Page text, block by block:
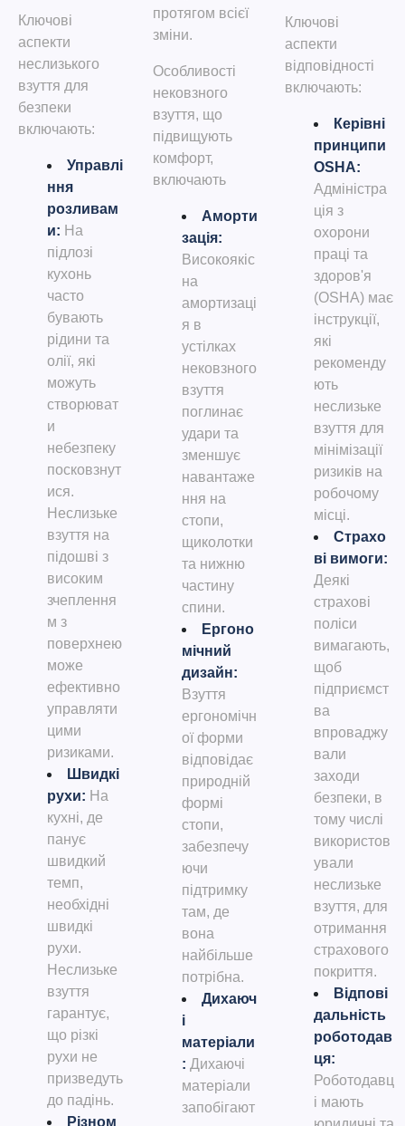
Ключові
аспекти
неслизького
взуття для
безпеки
включають:
Управлі
ння
розливам
и: На
підлозі
кухонь
часто
бувають
рідини та
олії, які
можуть
створюват
и
небезпеку
посковзнут
ися.
Неслизьке
взуття на
підошві з
високим
зчеплення
м з
поверхнею
може
ефективно
управляти
цими
ризиками.
Швидкі
рухи: На
кухні, де
панує
швидкий
темп,
необхідні
швидкі
рухи.
Неслизьке
взуття
гарантує,
що різкі
рухи не
призведуть
до падінь.
Різном
протягом всієї
зміни.
Особливості
нековзного
взуття, що
підвищують
комфорт,
включають
Аморти
зація:
Високоякіс
на
амортизаці
я в
устілках
нековзного
взуття
поглинає
удари та
зменшує
навантаже
ння на
стопи,
щиколотки
та нижню
частину
спини.
Ергоно
мічний
дизайн:
Взуття
ергономічн
ої форми
відповідає
природній
формі
стопи,
забезпечу
ючи
підтримку
там, де
вона
найбільше
потрібна.
Дихаюч
і
матеріали
: Дихаючі
матеріали
запобігают
Ключові
аспекти
відповідності
включають:
Керівні
принципи
OSHA:
Адміністра
ція з
охорони
праці та
здоров'я
(OSHA) має
інструкції,
які
рекоменду
ють
неслизьке
взуття для
мінімізації
ризиків на
робочому
місці.
Страхо
ві вимоги:
Деякі
страхові
поліси
вимагають,
щоб
підприємст
ва
впроваджу
вали
заходи
безпеки, в
тому числі
використов
ували
неслизьке
взуття, для
отримання
страхового
покриття.
Відпові
дальність
роботодав
ця:
Роботодавц
і мають